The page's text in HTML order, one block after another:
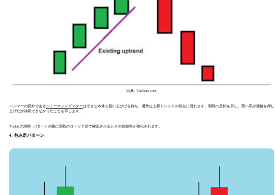
出典: The5ers.com
ハンマーの反対であるシューティングスターは小さな本体と長い上ひげを持ち、通常は上昇トレンドの頂点に現れます。弱気の反転を示し、買い手が価格を押し
上げたが持続できなかったことを示します。
Toobitの洞察: パターンの後に弱気のローソク足で確認されるとその信頼性が強化されます。
4. 包み足パターン